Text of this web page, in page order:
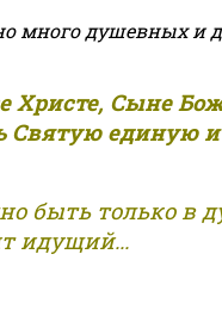
много душевных и
Христе, Сыне
Святую единую и
быть только в
идущий...